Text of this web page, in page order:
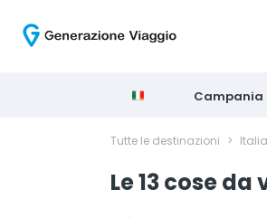
Campania
Tutte le destinazioni > Italia
Le 13 cose